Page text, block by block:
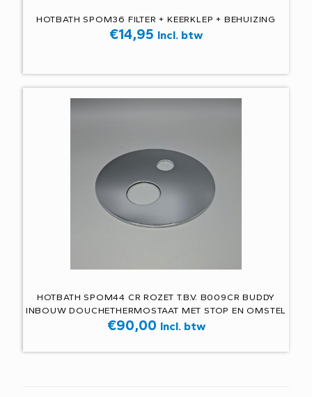
HOTBATH SPOM36 FILTER + KEERKLEP + BEHUIZING
€14,95 Incl. btw
HOTBATH SPOM44 CR ROZET T.B.V. B009CR BUDDY
INBOUW DOUCHETHERMOSTAAT MET STOP EN OMSTEL
€90,00 Incl. btw